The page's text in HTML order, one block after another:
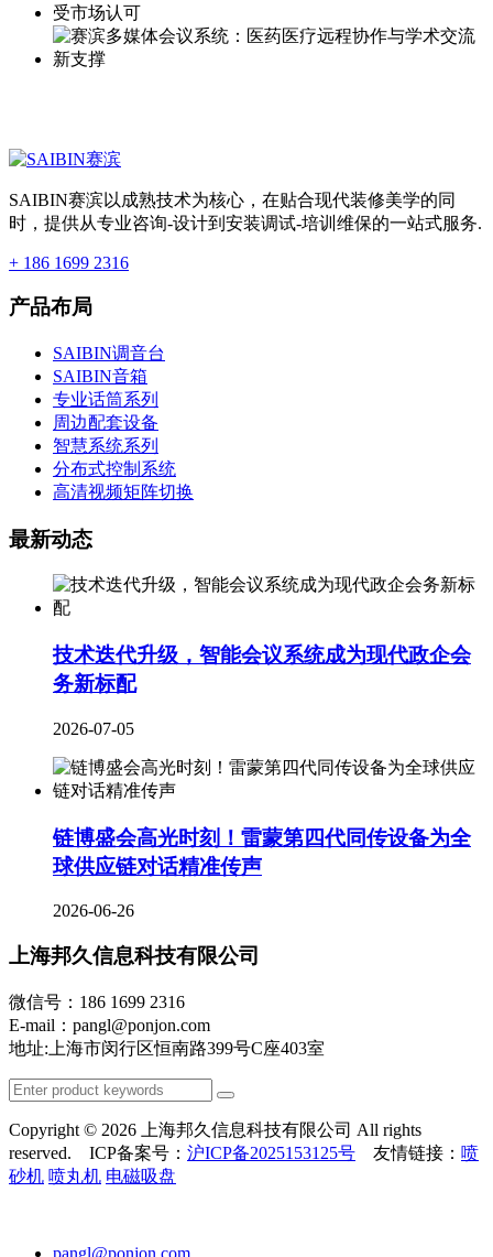
SAIBIN赛滨以成熟技术为核心，在贴合现代装修美学的同
时，提供从专业咨询-设计到安装调试-培训维保的一站式服务.
+ 186 1699 2316
产品布局
SAIBIN调音台
SAIBIN音箱
专业话筒系列
周边配套设备
智慧系统系列
分布式控制系统
高清视频矩阵切换
最新动态
技术迭代升级，智能会议系统成为现代政企会
务新标配
2026-07-05
链博盛会高光时刻！雷蒙第四代同传设备为全
球供应链对话精准传声
2026-06-26
上海邦久信息科技有限公司
微信号：186 1699 2316
E-mail：pangl@ponjon.com
地址:上海市闵行区恒南路399号C座403室
Copyright © 2026 上海邦久信息科技有限公司 All rights
reserved. ICP备案号： 沪ICP备2025153125号 友情链接： 喷
砂机 喷丸机 电磁吸盘
pangl@ponjon.com